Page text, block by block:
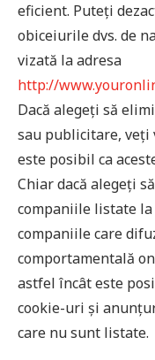
eficient. Puteți
obiceiurile dvs. de
vizată la adresa
http://
Dacă alegeți să
sau publicitare, veți
este posibil ca
Chiar dacă alegeți
companiile listate
companiile care
comportamentală
astfel încât este
cookie-uri și
care nu sunt listate.